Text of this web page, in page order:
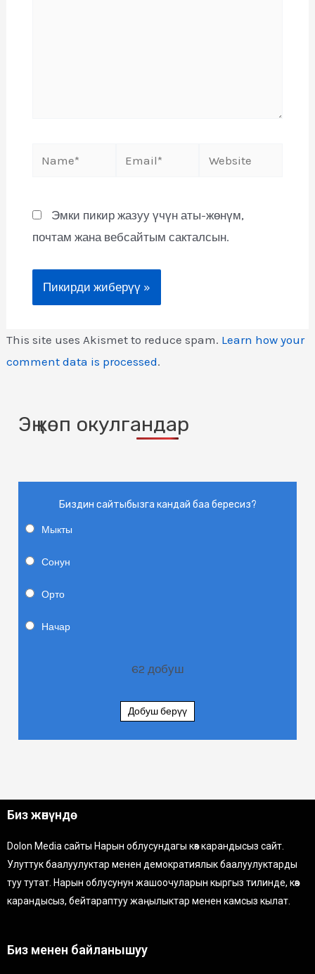
Эмки пикир жазуу үчүн аты-жөнүм,
почтам жана вебсайтым сакталсын.
This site uses Akismet to reduce spam. Learn how your
comment data is processed.
Эң көп окулгандар
Биздин сайтыбызга кандай баа бересиз?
Мыкты
Сонун
Орто
Начар
62 добуш
Добуш берүү
Биз жөнүндө
Dolon Media сайты Нарын облусундагы көз карандысыз сайт.
Улуттук баалуулуктар менен демократиялык баалуулуктарды
туу тутат. Нарын облусунун жашоочуларын кыргыз тилинде, көз
карандысыз, бейтараптуу жаңылыктар менен камсыз кылат.
Биз менен байланышуу